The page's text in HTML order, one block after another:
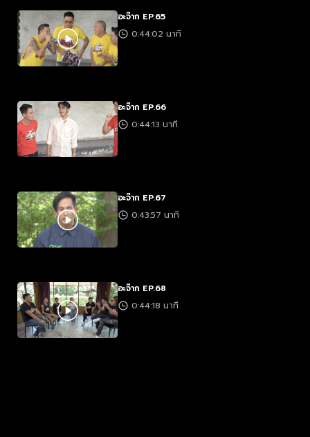
อะจ๊าก EP.65
0:44:02 นาที
อะจ๊าก EP.66
0:44:13 นาที
อะจ๊าก EP.67
0:43:57 นาที
อะจ๊าก EP.68
0:44:18 นาที